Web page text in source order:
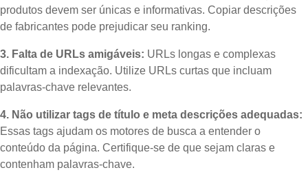
produtos devem ser únicas e informativas. Copiar descrições
de fabricantes pode prejudicar seu ranking.
3. Falta de URLs amigáveis: URLs longas e complexas
dificultam a indexação. Utilize URLs curtas que incluam
palavras-chave relevantes.
4. Não utilizar tags de título e meta descrições adequadas:
Essas tags ajudam os motores de busca a entender o
conteúdo da página. Certifique-se de que sejam claras e
contenham palavras-chave.